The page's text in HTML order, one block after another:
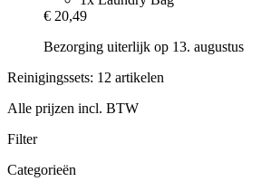
€ 20,49
Bezorging uiterlijk op 13. augustus
Reinigingssets: 12 artikelen
Alle prijzen incl. BTW
Filter
Categorieën